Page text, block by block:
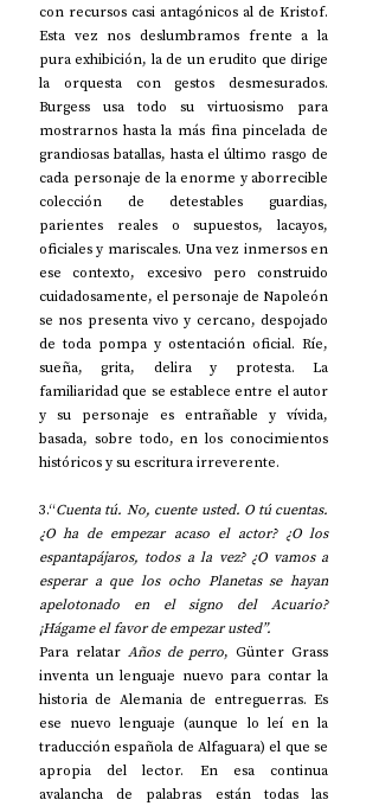
con recursos casi antagónicos al de Kristof.
Esta vez nos deslumbramos frente a la
pura exhibición, la de un erudito que dirige
la orquesta con gestos desmesurados.
Burgess usa todo su virtuosismo para
mostrarnos hasta la más fina pincelada de
grandiosas batallas, hasta el último rasgo de
cada personaje de la enorme y aborrecible
colección de detestables guardias,
parientes reales o supuestos, lacayos,
oficiales y mariscales. Una vez inmersos en
ese contexto, excesivo pero construido
cuidadosamente, el personaje de Napoleón
se nos presenta vivo y cercano, despojado
de toda pompa y ostentación oficial. Ríe,
sueña, grita, delira y protesta. La
familiaridad que se establece entre el autor
y su personaje es entrañable y vívida,
basada, sobre todo, en los conocimientos
históricos y su escritura irreverente.
3.“Cuenta tú. No, cuente usted. O tú cuentas.
¿O ha de empezar acaso el actor? ¿O los
espantapájaros, todos a la vez? ¿O vamos a
esperar a que los ocho Planetas se hayan
apelotonado en el signo del Acuario?
¡Hágame el favor de empezar usted”.
Para relatar Años de perro, Günter Grass
inventa un lenguaje nuevo para contar la
historia de Alemania de entreguerras. Es
ese nuevo lenguaje (aunque lo leí en la
traducción española de Alfaguara) el que se
apropia del lector. En esa continua
avalancha de palabras están todas las